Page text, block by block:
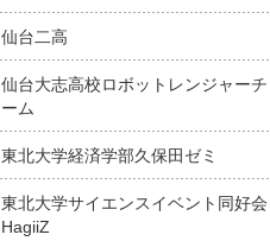
仙台二高
仙台大志高校ロボットレンジャーチ
ーム
東北大学経済学部久保田ゼミ
東北大学サイエンスイベント同好会
HagiiZ